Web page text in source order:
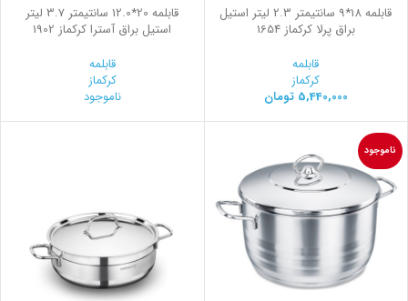
قابلمه 18*9 سانتیمتر 2.3 لیتر استیل
براق پرلا کرکماز 1654
قابلمه
کرکماز
5,440,000 تومان
قابلمه 20*12.0 سانتیمتر 3.7 لیتر
استیل براق آسترا کرکماز 1902
قابلمه
کرکماز
ناموجود
ناموجود